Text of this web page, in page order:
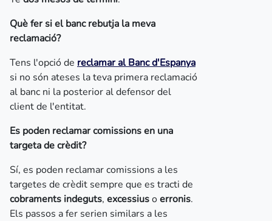
Què fer si el banc rebutja la meva
reclamació?
Tens l'opció de reclamar al Banc d'Espanya
si no són ateses la teva primera reclamació
al banc ni la posterior al defensor del
client de l'entitat.
Es poden reclamar comissions en una
targeta de crèdit?
Sí, es poden reclamar comissions a les
targetes de crèdit sempre que es tracti de
cobraments indeguts, excessiusoerronis.
Els passos a fer serien similars a les